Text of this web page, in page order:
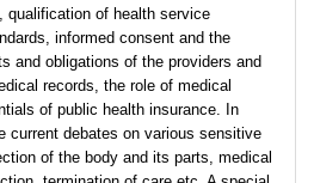
qualification of health service
informed consent and the
and obligations of the providers and
records, the role of medical
of public health insurance. In
current debates on various sensitive
of the body and its parts, medical